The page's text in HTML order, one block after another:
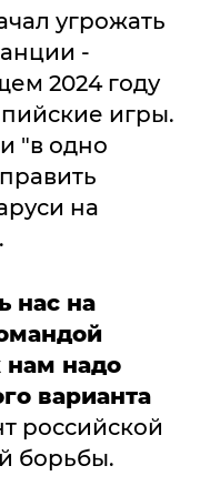
угрожать
-
2024 году
игры.
"в одно
на
нас на
надо
варианта
российской
борьбы.